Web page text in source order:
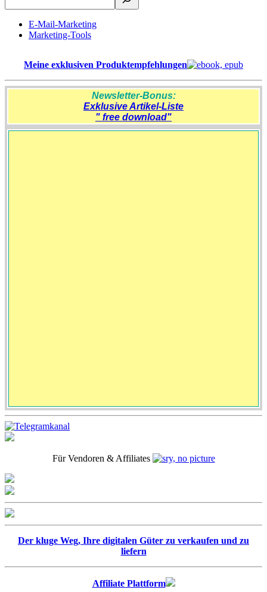
E-Mail-Marketing
Marketing-Tools
Meine exklusiven Produktempfehlungen
Newsletter-Bonus:
Exklusive Artikel-Liste
" free download"
Für Vendoren & Affiliates
Der kluge Weg, Ihre digitalen Güter zu verkaufen und zu
liefern
Affiliate Plattform